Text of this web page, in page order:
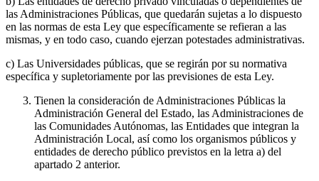
las Administraciones Públicas, que quedarán sujetas a lo dispuesto
en las normas de esta Ley que específicamente se refieran a las
mismas, y en todo caso, cuando ejerzan potestades administrativas.
c) Las Universidades públicas, que se regirán por su normativa
específica y supletoriamente por las previsiones de esta Ley.
Tienen la consideración de Administraciones Públicas la
Administración General del Estado, las Administraciones de
las Comunidades Autónomas, las Entidades que integran la
Administración Local, así como los organismos públicos y
entidades de derecho público previstos en la letra a) del
apartado 2 anterior.